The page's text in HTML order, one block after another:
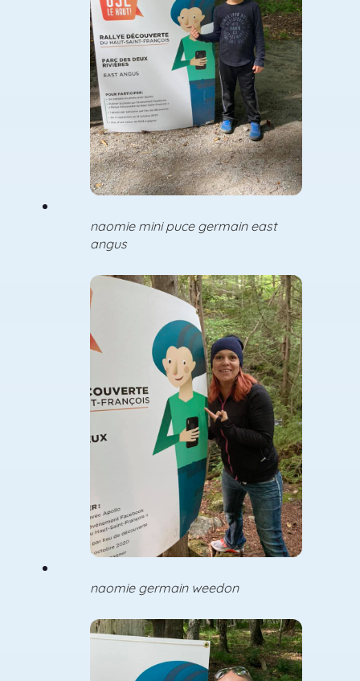
naomie mini puce germain east
angus
naomie germain weedon